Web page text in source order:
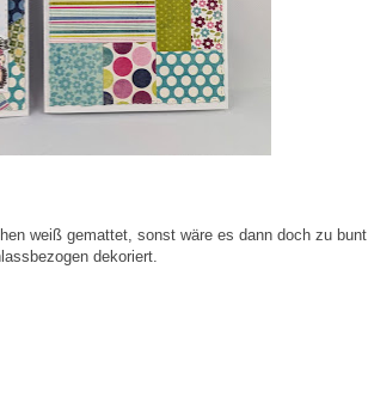
weiß gemattet, sonst wäre es dann doch zu bunt
dekoriert.